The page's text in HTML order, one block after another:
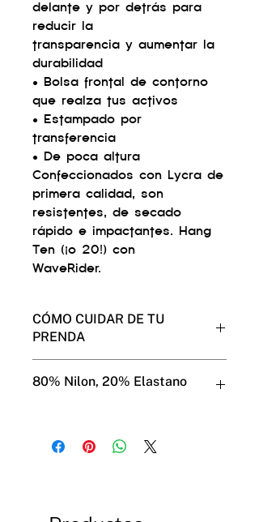
delante y por detrás para
reducir la
transparencia y aumentar la
durabilidad
• Bolsa frontal de contorno
que realza tus activos
• Estampado por
transferencia
• De poca altura
Confeccionados con Lycra de
primera calidad, son
resistentes, de secado
rápido e impactantes. Hang
Ten (¡o 20!) con
WaveRider.
CÓMO CUIDAR DE TU
PRENDA
Muestra tu cariño a tus
máquina o a mano en agua fría.
80% Nilon, 20% Elastano